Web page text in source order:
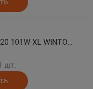
DAVANTI Автошина 255/40 R20 101W XL WINTOURA+ зима
шт.